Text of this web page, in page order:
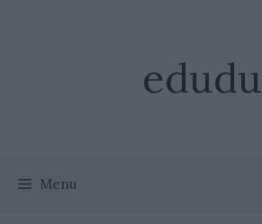
edudu
Menu